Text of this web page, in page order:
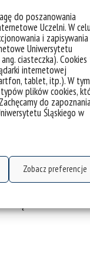
do poszanowania
Uczelni. W
i zapisywania
Uniwersytetu
ciasteczka).
internetowej
tablet, itp.). W tym
plików cookies,
do
Śląskiego w
Zobacz preferencje
Polacy w
armii
Berno
w
oraz
w